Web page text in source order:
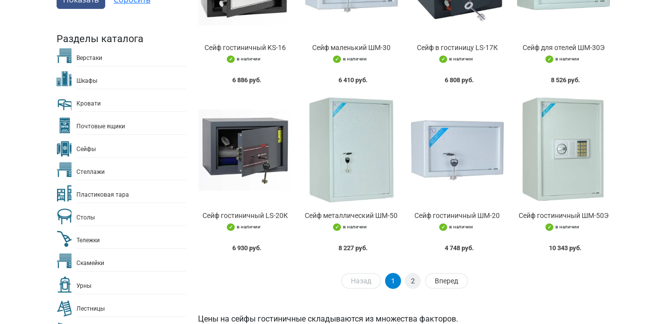
Разделы каталога
Верстаки
Шкафы
Кровати
Почтовые ящики
Сейфы
Стеллажи
Пластиковая тара
Столы
Тележки
Скамейки
Урны
Лестницы
Сейф гостиничный KS-16
в наличии
6 886 руб.
Сейф маленький ШМ-30
в наличии
6 410 руб.
Сейф в гостиницу LS-17К
в наличии
6 808 руб.
Сейф для отелей ШМ-30Э
в наличии
8 526 руб.
Сейф гостиничный LS-20К
в наличии
6 930 руб.
Сейф металлический ШМ-50
в наличии
8 227 руб.
Сейф гостиничный ШМ-20
в наличии
4 748 руб.
Сейф гостиничный ШМ-50Э
в наличии
10 343 руб.
Назад 1 2 Вперед
Цены на сейфы гостиничные складываются из множества факторов.